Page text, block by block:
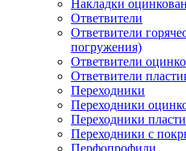
Накладки
Ответвители
Ответвители
погружения)
Ответвители
Ответвители
Переходники
Переходники
Переходники
Переходники с
Перфопрофили